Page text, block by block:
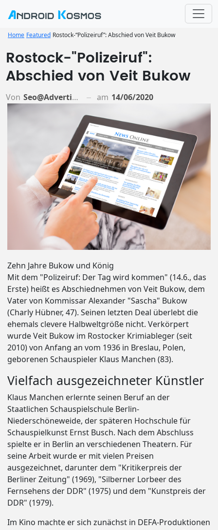
Home Featured Rostock-“Polizeiruf”: Abschied von Veit Bukow
Rostock-"Polizeiruf":
Abschied von Veit Bukow
Von Seo@advertiso.de am 14/06/2020
Zehn Jahre Bukow und König
Mit dem "Polizeiruf: Der Tag wird kommen" (14.6., das
Erste) heißt es Abschiednehmen von Veit Bukow, dem
Vater von Kommissar Alexander "Sascha" Bukow
(Charly Hübner, 47). Seinen letzten Deal überlebt die
ehemals clevere Halbweltgröße nicht. Verkörpert
wurde Veit Bukow im Rostocker Krimiableger (seit
2010) von Anfang an vom 1936 in Breslau, Polen,
geborenen Schauspieler Klaus Manchen (83).
Vielfach ausgezeichneter Künstler
Klaus Manchen erlernte seinen Beruf an der
Staatlichen Schauspielschule Berlin-
Niederschöneweide, der späteren Hochschule für
Schauspielkunst Ernst Busch. Nach dem Abschluss
spielte er in Berlin an verschiedenen Theatern. Für
seine Arbeit wurde er mit vielen Preisen
ausgezeichnet, darunter dem "Kritikerpreis der
Berliner Zeitung" (1969), "Silberner Lorbeer des
Fernsehens der DDR" (1975) und dem "Kunstpreis der
DDR" (1979).
Im Kino machte er sich zunächst in DEFA-Produktionen